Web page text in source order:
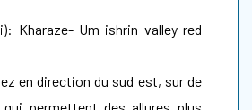
Kharaze- Um ishrin valley red
en direction du sud est, sur de